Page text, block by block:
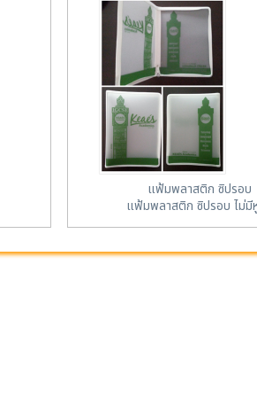
แฟ้มพลาสติก ซิปรอบ
แฟ้มพลาสติก ซิปรอบ ไม่มี